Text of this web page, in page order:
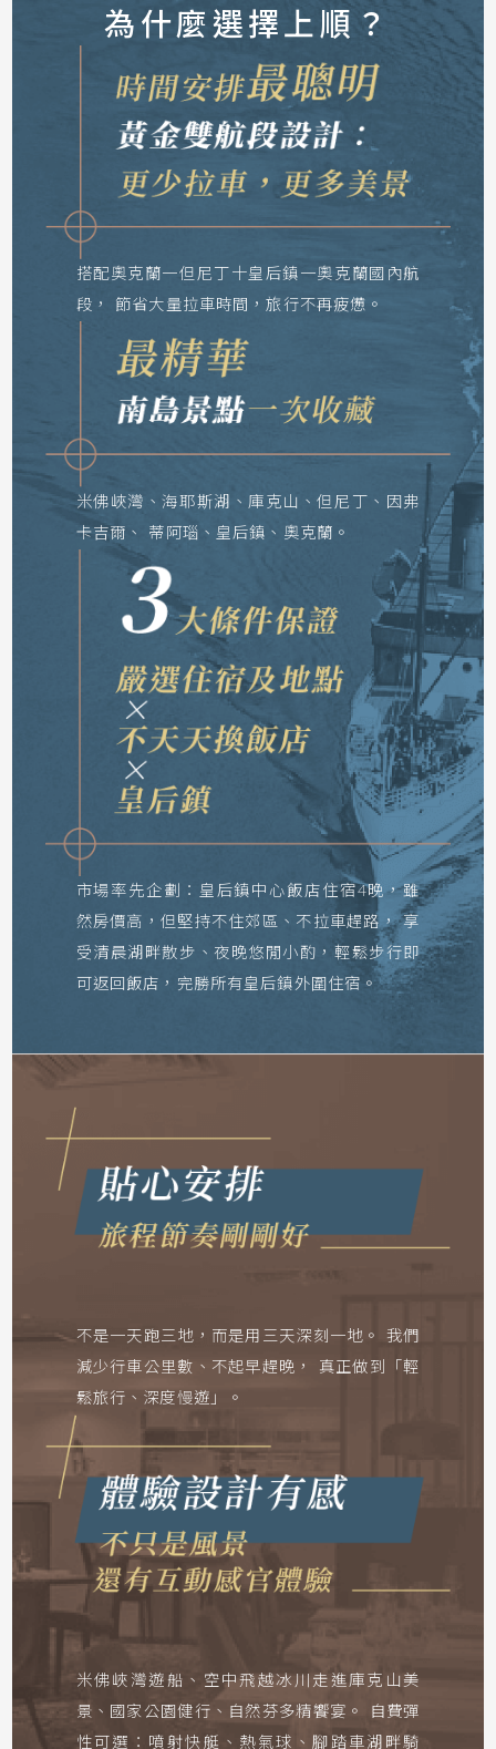
為什麼選擇上順？
搭配奧克蘭一但尼丁十皇后鎮一奧克蘭國內航
段，
節省大量拉車時間，旅行不再疲憊。
米佛峽灣、海耶斯湖、庫克山、但尼丁、因弗
卡吉爾、
蒂阿瑙、皇后鎮、奧克蘭。
市場率先企劃： 皇后鎮中心飯店住宿4晚，雖
然房價高，但堅持不住郊區、不拉車趕路， 享
受清晨湖畔散步、夜晚悠閒小酌，輕鬆步行即
可返回飯店，完勝所有皇后鎮外圍住宿。
不是一天跑三地，而是用三天深刻一地。
我們
減少行車公里數、不起早趕晚，
真正做到「輕
鬆旅行、深度慢遊」。
米佛峽灣遊船、空中飛越冰川走進庫克山美
景 、國家公園健行、自然芬多精饗宴。
自費彈
性可選：噴射快艇、熱氣球、腳踏車湖畔騎